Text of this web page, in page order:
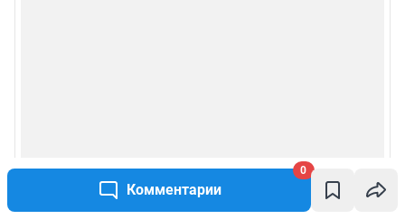
Комментарии
0